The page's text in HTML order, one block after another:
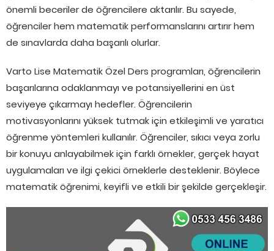
önemli beceriler de öğrencilere aktarılır. Bu sayede,
öğrenciler hem matematik performanslarını artırır hem
de sınavlarda daha başarılı olurlar.
Varto Lise Matematik Özel Ders programları, öğrencilerin
başarılarına odaklanmayı ve potansiyellerini en üst
seviyeye çıkarmayı hedefler. Öğrencilerin
motivasyonlarını yüksek tutmak için etkileşimli ve yaratıcı
öğrenme yöntemleri kullanılır. Öğrenciler, sıkıcı veya zorlu
bir konuyu anlayabilmek için farklı örnekler, gerçek hayat
uygulamaları ve ilgi çekici örneklerle desteklenir. Böylece
matematik öğrenimi, keyifli ve etkili bir şekilde gerçekleşir.